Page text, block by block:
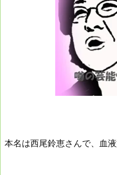
本名は西尾鈴恵さんで、血液